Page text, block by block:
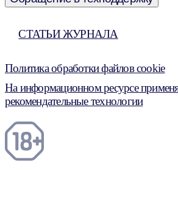
СТАТЬИ ЖУРНАЛА
Политика обработки файлов cookie
На информационном ресурсе
рекомендательные технологии